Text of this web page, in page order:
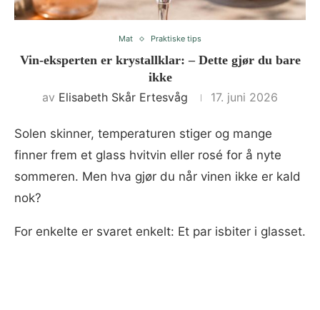
Mat Praktiske tips
Vin-eksperten er krystallklar: – Dette gjør du bare
ikke
av Elisabeth Skår Ertesvåg 17. juni 2026
Solen skinner, temperaturen stiger og mange
finner frem et glass hvitvin eller rosé for å nyte
sommeren. Men hva gjør du når vinen ikke er kald
nok?
For enkelte er svaret enkelt: Et par isbiter i glasset.